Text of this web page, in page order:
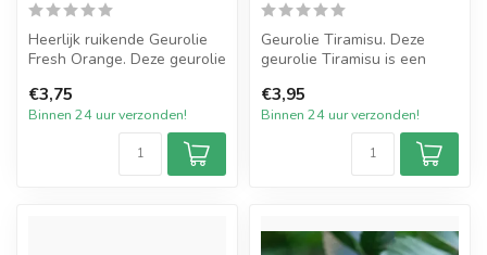
Heerlijk ruikende Geurolie
Fresh Orange. Deze geurolie
€3,75
Binnen 24 uur verzonden!
Geurolie Tiramisu. Deze
geurolie Tiramisu is een
de ...
€3,95
Binnen 24 uur verzonden!